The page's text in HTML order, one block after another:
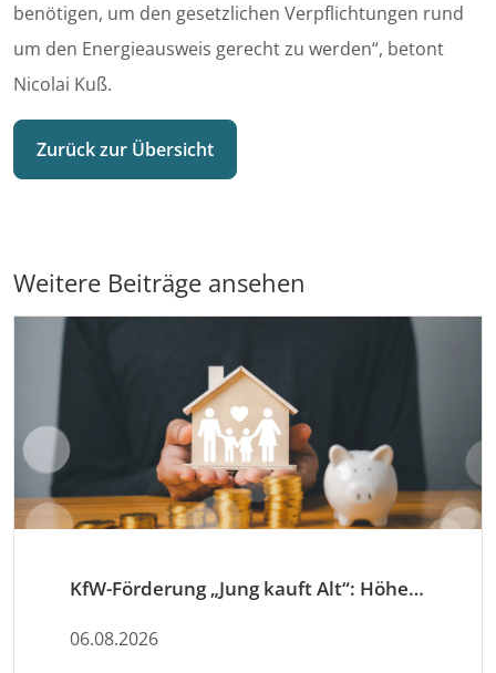
benötigen, um den gesetzlichen Verpflichtungen rund
um den Energieausweis gerecht zu werden“, betont
Nicolai Kuß.
Zurück zur Übersicht
Weitere Beiträge ansehen
KfW-Förderung „Jung kauft Alt“: Höhere Kredite ab August 2026
06.08.2026